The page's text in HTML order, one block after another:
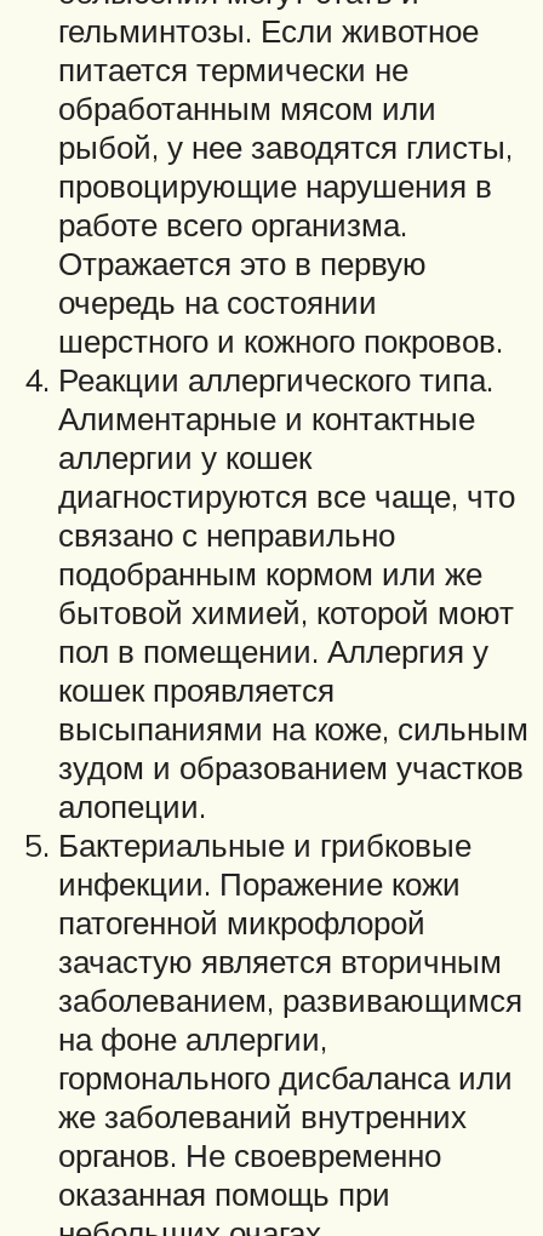
гельминтозы. Если животное
питается термически не
обработанным мясом или
рыбой, у нее заводятся глисты,
провоцирующие нарушения в
работе всего организма.
Отражается это в первую
очередь на состоянии
шерстного и кожного покровов.
Реакции аллергического типа.
Алиментарные и контактные
аллергии у кошек
диагностируются все чаще, что
связано с неправильно
подобранным кормом или же
бытовой химией, которой моют
пол в помещении. Аллергия у
кошек проявляется
высыпаниями на коже, сильным
зудом и образованием участков
алопеции.
Бактериальные и грибковые
инфекции. Поражение кожи
патогенной микрофлорой
зачастую является вторичным
заболеванием, развивающимся
на фоне аллергии,
гормонального дисбаланса или
же заболеваний внутренних
органов. Не своевременно
оказанная помощь при